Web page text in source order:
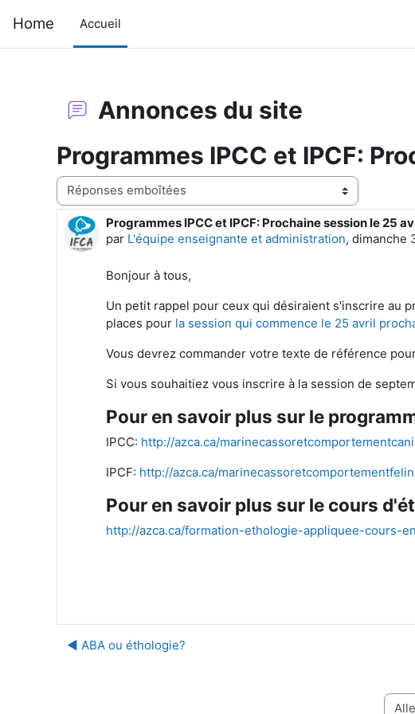
Home Accueil
Annonces du site
Programmes IPCC et IPCF:
Type d’affichage
Programmes IPCC et IPCF: Prochaine session le 25
par L'équipe enseignante et administration, dimanche
Nombre de réponses : 0
Bonjour à tous,
Un petit rappel pour ceux qui désiraient s'inscrire au
places pour la session qui commence le 25 avril
Vous devrez commander votre texte de référence
Si vous souhaitiez vous inscrire à la session de
Pour en savoir plus sur le
IPCC: http://azca.ca/
IPCF: http://azca.ca/
Pour en savoir plus sur le cours
http://azca.ca/formation-ethologie-appliquee-cours-
◀︎ ABA ou éthologie?